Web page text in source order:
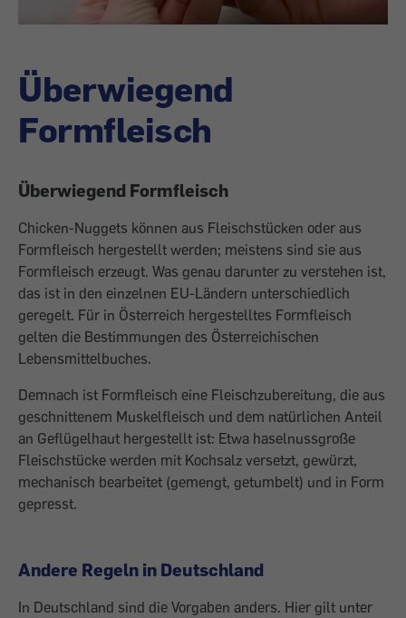
Überwiegend
Formfleisch
Überwiegend Formfleisch
Chicken-Nuggets können aus Fleischstücken oder aus
Formfleisch hergestellt werden; meistens sind sie aus
Formfleisch erzeugt. Was genau darunter zu verstehen ist,
das ist in den einzelnen EU-Ländern unterschiedlich
geregelt. Für in Österreich her­gestelltes Formfleisch
gelten die Bestim­mungen des Österreichischen
Lebensmittel­buches.
Demnach ist Formfleisch eine Fleisch­zubereitung, die aus
geschnittenem Muskelfleisch und dem natürlichen Anteil
an Geflügelhaut hergestellt ist: Etwa haselnussgroße
Fleischstücke werden mit Kochsalz versetzt, gewürzt,
mechanisch bearbeitet (gemengt, getumbelt) und in Form
gepresst.
Andere Regeln in Deutschland
In Deutschland sind die Vorgaben anders. Hier gilt unter